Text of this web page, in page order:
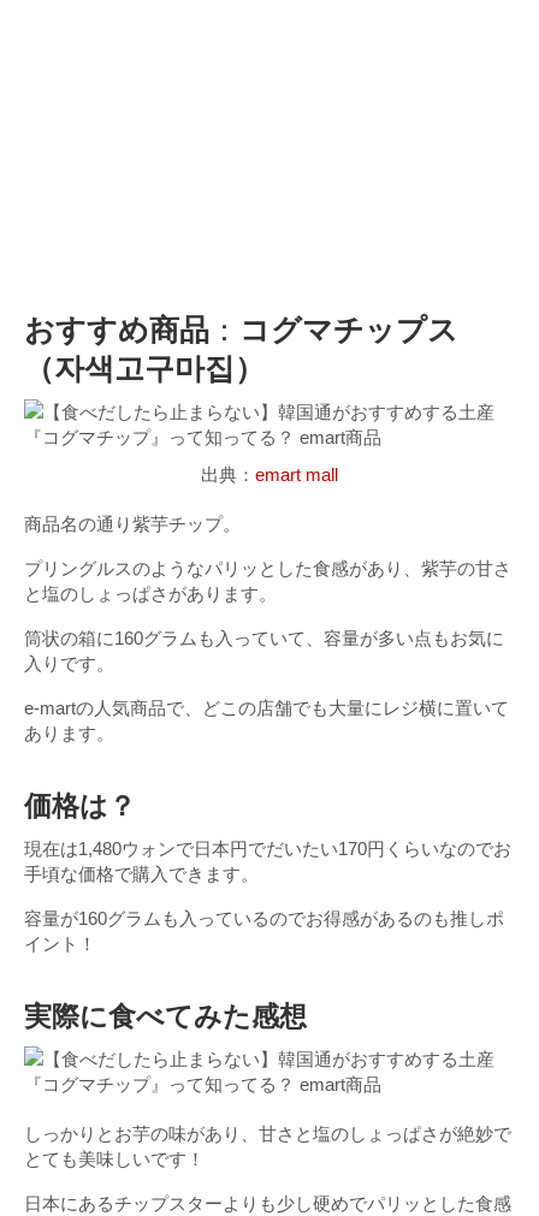
おすすめ商品 ： コグマチップス
（자색고구마집）
出典： emart mall
商品名の通り紫芋チップ。
プリングルスのようなパリッとした食感があり、紫芋の甘さ
と塩のしょっぱさがあります。
筒状の箱に160グラムも入っていて、容量が多い点もお気に
入りです。
e-martの人気商品で、どこの店舗でも大量にレジ横に置いて
あります。
価格は？
現在は1,480ウォンで日本円でだいたい170円くらいなのでお
手頃な価格で購入できます。
容量が160グラムも入っているのでお得感があるのも推しポ
イント！
実際に食べてみた感想
しっかりとお芋の味があり、甘さと塩のしょっぱさが絶妙で
とても美味しいです！
日本にあるチップスターよりも少し硬めでパリッとした食感